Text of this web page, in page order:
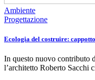
Ambiente
Progettazione
Ecologia del costruire:
In questo nuovo contributo
l’architetto Roberto Sacchi